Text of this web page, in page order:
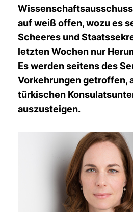
auf weiß offen, wozu es
Scheeres und
letzten Wochen nur
Es werden seitens des
Vorkehrungen getroffen,
türkischen
auszusteigen.